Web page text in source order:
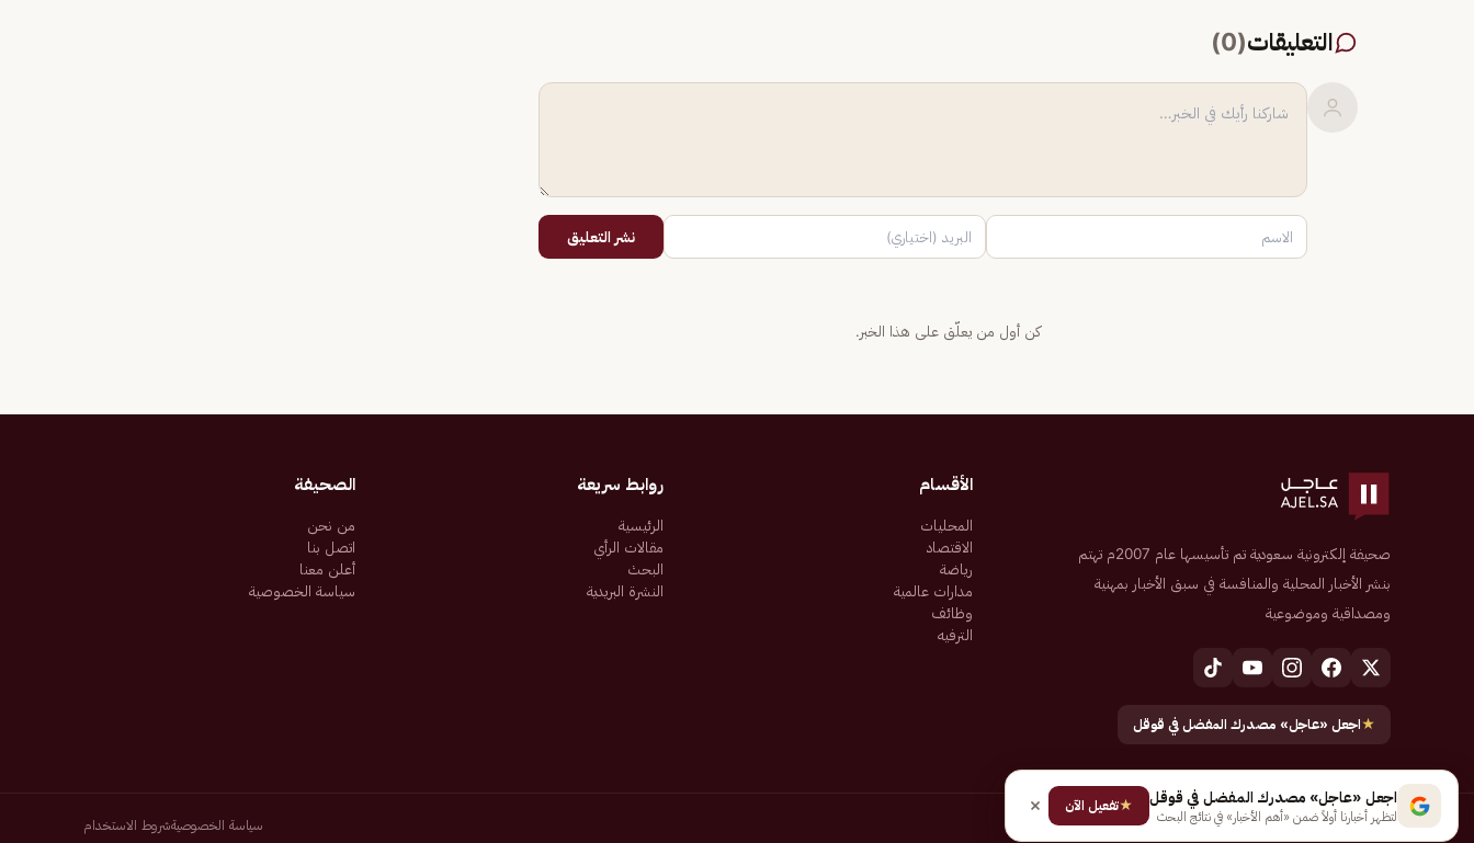
التعليقات(
0
)
نشر التعليق
كن أول من يعلّق على هذا الخبر.
صحيفة إلكترونية سعودية تم تأسيسها عام 2007م تهتم
بنشر الأخبار المحلية والمنافسة في سبق الأخبار بمهنية
ومصداقية وموضوعية
★اجعل «عاجل» مصدرك المفضل في قوقل
الأقسام
المحليات
الاقتصاد
رياضة
مدارات عالمية
وظائف
الترفيه
روابط سريعة
الرئيسية
مقالات الرأي
البحث
النشرة البريدية
الصحيفة
من نحن
اتصل بنا
أعلن معنا
سياسة الخصوصية
جميع الحقوق محفوظة لـ شركة إيجاز للنشر الإلكتروني المالكة لصحيفة عاجل سياسة الخصوصيةشروط الاستخدام
اجعل «عاجل» مصدرك المفضل في قوقل
لتظهر أخبارنا أولاً ضمن «أهم الأخبار» في نتائج البحث
★تفعيل الآن